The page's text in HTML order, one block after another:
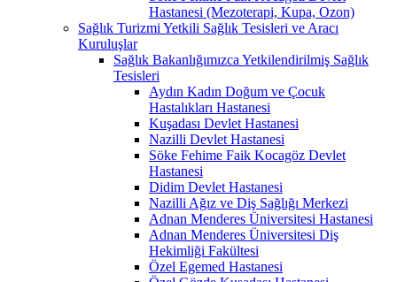
Hastanesi (Mezoterapi, Kupa, Ozon)
Sağlık Turizmi Yetkili Sağlık Tesisleri ve Aracı
Kuruluşlar
Sağlık Bakanlığımızca Yetkilendirilmiş Sağlık
Tesisleri
Aydın Kadın Doğum ve Çocuk
Hastalıkları Hastanesi
Kuşadası Devlet Hastanesi
Nazilli Devlet Hastanesi
Söke Fehime Faik Kocagöz Devlet
Hastanesi
Didim Devlet Hastanesi
Nazilli Ağız ve Diş Sağlığı Merkezi
Adnan Menderes Üniversitesi Hastanesi
Adnan Menderes Üniversitesi Diş
Hekimliği Fakültesi
Özel Egemed Hastanesi